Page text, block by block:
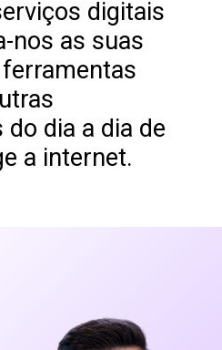
digitais
nos as suas
dia a dia de
a internet.